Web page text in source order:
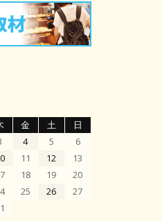
金 土
日
4 5
6
11 12
13
18 19
20
25 26
27